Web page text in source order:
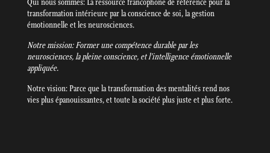
Qui nous sommes: La ressource francophone de référence pour la
transformation intérieure par la conscience de soi, la gestion
émotionnelle et les neurosciences.
Notre mission: Former une compétence durable par les
neurosciences, la pleine conscience, et l’intelligence émotionnelle
appliquée.
Notre vision: Parce que la transformation des mentalités rend nos
vies plus épanouissantes, et toute la société plus juste et plus forte.